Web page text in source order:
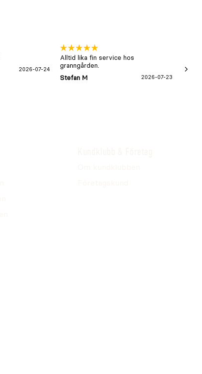
2026-07-24
Alltid lika fin service hos
granngården.
Stefan M
2026-07-23